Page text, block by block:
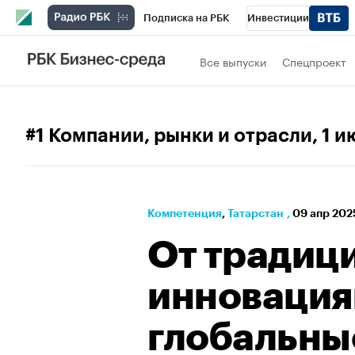
Подписка на РБК Инвестиции
РБК Вино Все выпуски Спецпроект
#1 Компании, рынки и отрасли, 1
Компетенция⁠, Татарстан , 09 апр
От